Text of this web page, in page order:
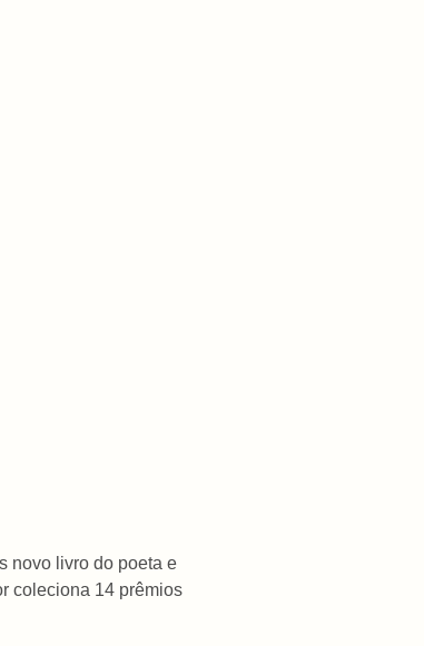
novo livro do poeta e
coleciona 14 prêmios